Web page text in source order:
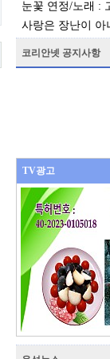
눈꽃 연정/노래 :
사랑은 장난이
코리안넷 공지사항
TV광고